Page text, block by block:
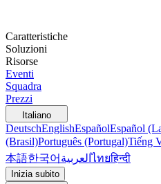
Caratteristiche
Soluzioni
Risorse
Eventi
Squadra
Prezzi
Italiano
DeutschEnglishEspañolEspañol
(Brasil)Português (Portugal)Tiếng
本語한국어 العربيةไทยहिन्दी
Inizia subito